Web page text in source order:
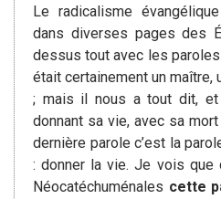
Le radicalisme
dans diverses pages des
dessus tout avec les
était certainement un maître,
; mais il nous a tout dit, et
donnant sa vie, avec sa
dernière parole c’est la
: donner la vie. Je vois que
Néocatéchuménales cette